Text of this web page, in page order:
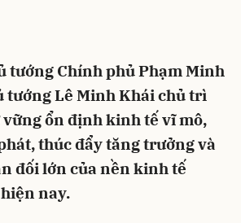
tướng Chính phủ Phạm Minh
tướng Lê Minh Khái chủ trì
ổn định kinh tế vĩ mô,
thúc đẩy tăng trưởng và
đối lớn của nền kinh tế
nay.